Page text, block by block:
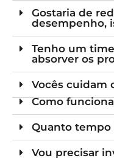
Gostaria de
desempenho,
Tenho um
absorver os
Vocês cuidam
Como
Quanto tempo
Vou precisar